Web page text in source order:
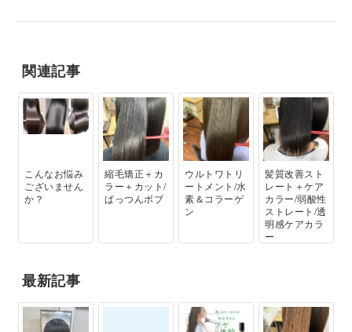
関連記事
こんなお悩み
ございません
か？
縮毛矯正＋カ
ラー＋カット/
ぱっつんボブ
ウルトワトリ
ートメント/水
素＆コラーゲ
ン
髪質改善スト
レート＋ケア
カラー/弱酸性
ストレート/透
明感ケアカラ
ー
最新記事